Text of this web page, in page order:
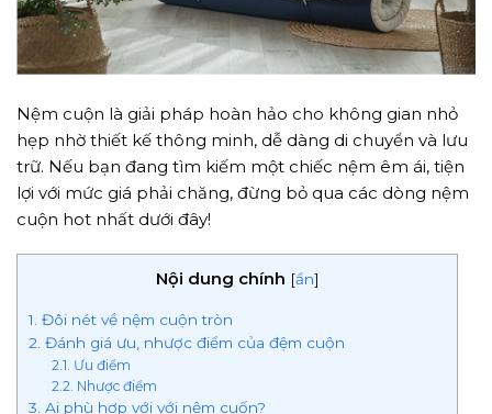
Nệm cuộn là giải pháp hoàn hảo cho không gian nhỏ
hẹp nhờ thiết kế thông minh, dễ dàng di chuyển và lưu
trữ. Nếu bạn đang tìm kiếm một chiếc nệm êm ái, tiện
lợi với mức giá phải chăng, đừng bỏ qua các dòng nệm
cuộn hot nhất dưới đây!
Nội dung chính [ẩn]
1. Đôi nét về nệm cuộn tròn
2. Đánh giá ưu, nhược điểm của đệm cuộn
2.1. Ưu điểm
2.2. Nhược điểm
3. Ai phù hợp với với nệm cuốn?